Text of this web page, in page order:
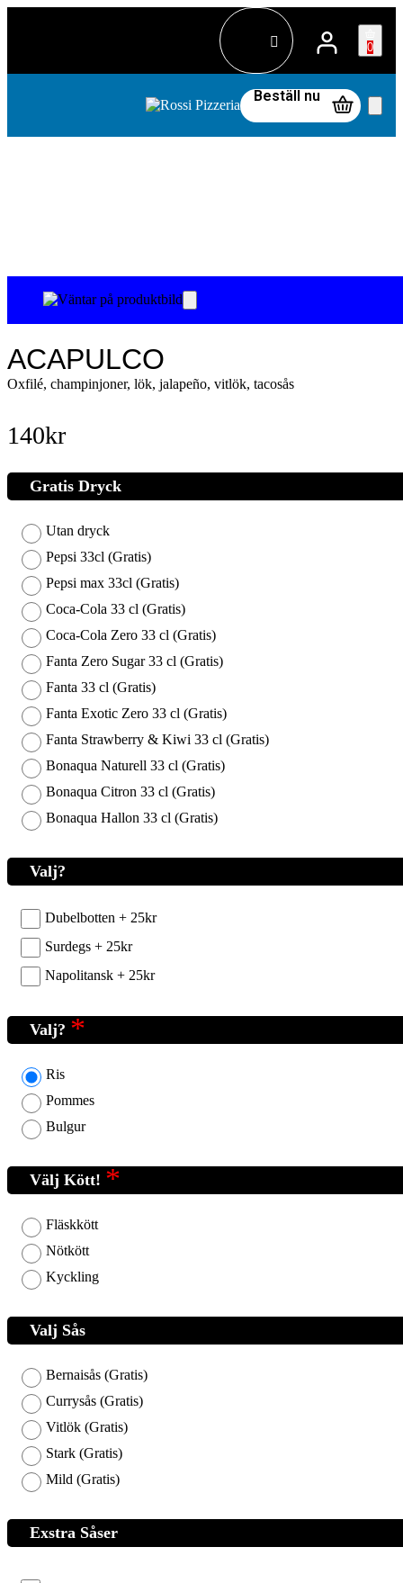
0
Beställ nu
ACAPULCO
Oxfilé, champinjoner, lök, jalapeño, vitlök, tacosås
140kr
Gratis Dryck
Utan dryck
Pepsi 33cl (Gratis)
Pepsi max 33cl (Gratis)
Coca-Cola 33 cl (Gratis)
Coca-Cola Zero 33 cl (Gratis)
Fanta Zero Sugar 33 cl (Gratis)
Fanta 33 cl (Gratis)
Fanta Exotic Zero 33 cl (Gratis)
Fanta Strawberry & Kiwi 33 cl (Gratis)
Bonaqua Naturell 33 cl (Gratis)
Bonaqua Citron 33 cl (Gratis)
Bonaqua Hallon 33 cl (Gratis)
Valj?
Dubelbotten + 25kr
Surdegs + 25kr
Napolitansk + 25kr
Valj?
Ris
Pommes
Bulgur
Välj Kött!
Fläskkött
Nötkött
Kyckling
Valj Sås
Bernaisås (Gratis)
Currysås (Gratis)
Vitlök (Gratis)
Stark (Gratis)
Mild (Gratis)
Exstra Såser